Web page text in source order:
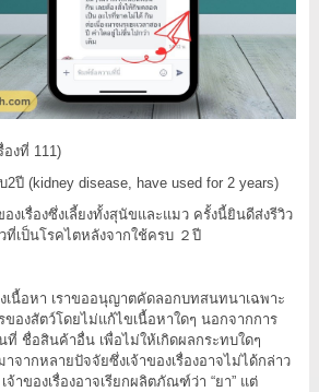
องที่ 111)
2ปี (kidney disease, have used for 2 years)
องเรื่องซึ่งเลี้ยงทั้งสุนัขและแมว ครั้งนี้ยินดีส่งรีวิว
ที่เป็นโรคไตหลังจากใช้ครบ ２ปี
เนื้อหา เราขออนุญาตคัดลอกบทสนทนาเฉพาะ
ของสัตว์โดยไม่แก้ไขเนื้อหาใดๆ นอกจากการ
ชื่อสินค้าอื่น เพื่อไม่ให้เกิดผลกระทบใดๆ
จากหลายปัจจัยซึ่งเจ้าของเรื่องอาจไม่ได้กล่าว
าของเรื่องอาจเรียกผลิตภัณฑ์ว่า “ยา” แต่